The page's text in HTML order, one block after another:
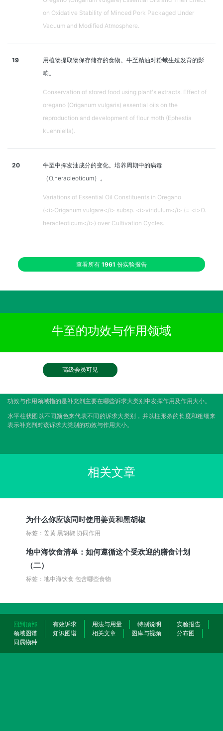
on Oxidative Stability of Minced Pork Packaged Under
Vacuum and Modified Atmosphere.
19
用植物提取物保存储存的食物。牛至精油对粉蛾生殖发育的影
响。
Conservation of stored food using plant's extracts. Effect of
oregano (Origanum vulgaris) essential oils on the
reproduction and development of flour moth (Ephestia
kuehniella).
20
牛至中挥发油成分的变化。培养周期中的病毒
（O.heracleoticum）。
Variations of Essential Oil Constituents in Oregano
(<i>Origanum vulgare</i> subsp. <i>viridulum</i> (= <i>O.
heracleoticum</i>) over Cultivation Cycles.
查看所有 1961 份实验报告
牛至的功效与作用领域
高级会员可见
功效与作用领域指的是补充剂主要在哪些诉求大类别中发挥作用及作用大小。
水平柱状图以不同颜色来代表不同的诉求大类别，并以柱形条的长度和粗细来
表示补充剂对该诉求大类别的功效与作用大小。
相关文章
为什么你应该同时使用姜黄和黑胡椒
标签：姜黄 黑胡椒 协同作用
地中海饮食清单：如何遵循这个受欢迎的膳食计划
（二）
标签：地中海饮食 包含哪些食物
回到顶部 有效诉求 用法与用量 特别说明
实验报告
领域图谱
知识图谱 相关文章 图库与视频
分布图
同属物种